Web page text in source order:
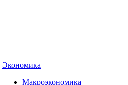
Экономика
Макроэкономика